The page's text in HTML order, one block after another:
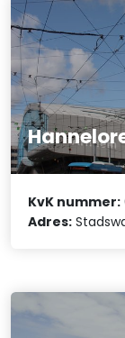
KvK nummer:
Adres: